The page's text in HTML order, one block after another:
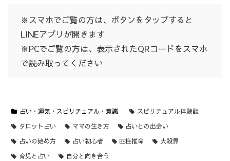
※スマホでご覧の方は、ボタンをタップすると
LINEアプリが開きます
※PCでご覧の方は、表示されたQRコードをスマホ
で読み取ってください
占い・運気・スピリチュアル・意識
スピリチュアル体験談
タロット占い
ママの生き方
占いとの出会い
占いの始め方
占い初心者 四柱推命
大殺界
育児と占い
自分と向き合う